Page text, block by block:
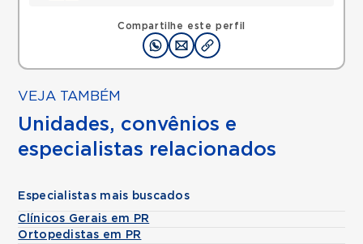
Compartilhe este perfil
VEJA TAMBÉM
Unidades, convênios e
especialistas relacionados
Especialistas mais buscados
Clínicos Gerais em PR
Ortopedistas em PR